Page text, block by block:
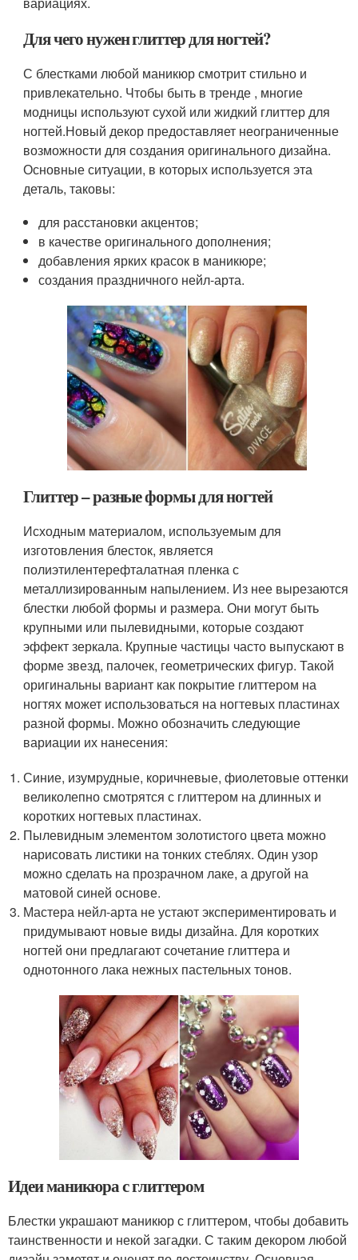
Для чего нужен глиттер для ногтей?
С блестками любой маникюр смотрит стильно и
привлекательно. Чтобы быть в тренде , многие
модницы используют сухой или жидкий глиттер для
ногтей.Новый декор предоставляет неограниченные
возможности для создания оригинального дизайна.
Основные ситуации, в которых используется эта
деталь, таковы:
для расстановки акцентов;
в качестве оригинального дополнения;
добавления ярких красок в маникюре;
создания праздничного нейл-арта.
Глиттер – разные формы для ногтей
Исходным материалом, используемым для
изготовления блесток, является
полиэтилентерефталатная пленка с
металлизированным напылением. Из нее вырезаются
блестки любой формы и размера. Они могут быть
крупными или пылевидными, которые создают
эффект зеркала. Крупные частицы часто выпускают в
форме звезд, палочек, геометрических фигур. Такой
оригинальны вариант как покрытие глиттером на
ногтях может использоваться на ногтевых пластинах
разной формы. Можно обозначить следующие
вариации их нанесения:
Синие, изумрудные, коричневые, фиолетовые оттенки
великолепно смотрятся с глиттером на длинных и
коротких ногтевых пластинах.
Пылевидным элементом золотистого цвета можно
нарисовать листики на тонких стеблях. Один узор
можно сделать на прозрачном лаке, а другой на
матовой синей основе.
Мастера нейл-арта не устают экспериментировать и
придумывают новые виды дизайна. Для коротких
ногтей они предлагают сочетание глиттера и
однотонного лака нежных пастельных тонов.
Идеи маникюра с глиттером
Блестки украшают маникюр с глиттером, чтобы добавить
таинственности и некой загадки. С таким декором любой